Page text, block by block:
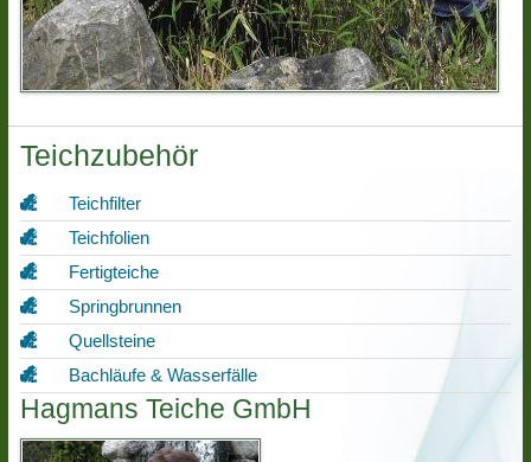
Teichzubehör
Teichfilter
Teichfolien
Fertigteiche
Springbrunnen
Quellsteine
Bachläufe & Wasserfälle
Hagmans Teiche GmbH